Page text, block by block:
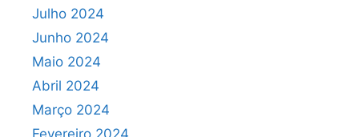
Julho 2024
Junho 2024
Maio 2024
Abril 2024
Março 2024
Fevereiro 2024